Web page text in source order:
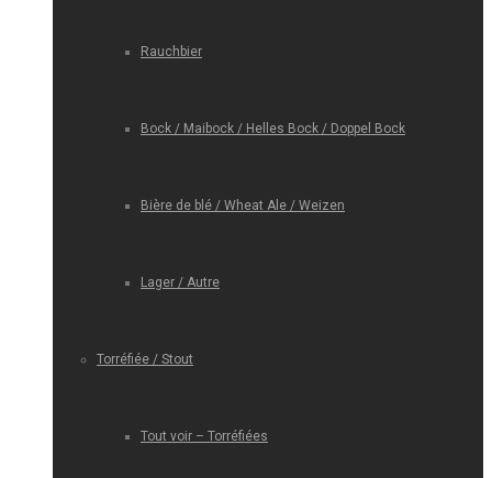
Rauchbier
Bock / Maibock / Helles Bock / Doppel Bock
Bière de blé / Wheat Ale / Weizen
Lager / Autre
Torréfiée / Stout
Tout voir – Torréfiées